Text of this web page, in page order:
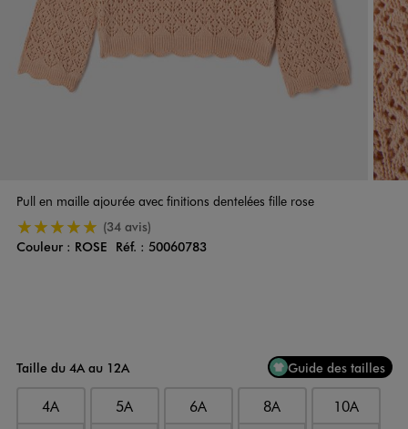
Pull en maille ajourée avec finitions dentelées fille rose
5/5 de moyenne(34 avis)
Couleur
Couleur : ROSE Réf. : 50060783
Taille du 4A au 12A Guide des tailles
4A 5A 6A 8A 10A